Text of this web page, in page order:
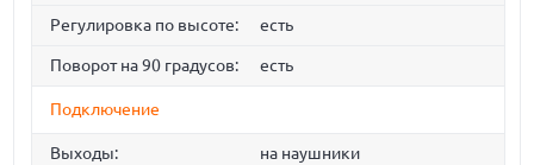
Регулировка по высоте: есть
Поворот на 90 градусов: есть
Подключение
Выходы: на наушники